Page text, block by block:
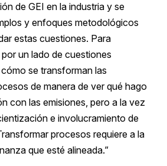
de GEI en la industria y se
y enfoques metodológicos
estas cuestiones. Para
un lado de cuestiones
se transforman las
de manera de ver qué hago
con las emisiones, pero a la vez
e involucramiento de
procesos requiere a la
que esté alineada.”